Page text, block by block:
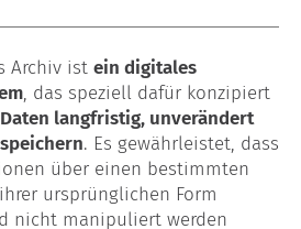
Baulohn
& Landschaftsbau
Archiv ist ein digitales
, das speziell dafür konzipiert
langfristig, unverändert
. Es gewährleistet, dass
über einen bestimmten
ursprünglichen Form
nicht manipuliert werden